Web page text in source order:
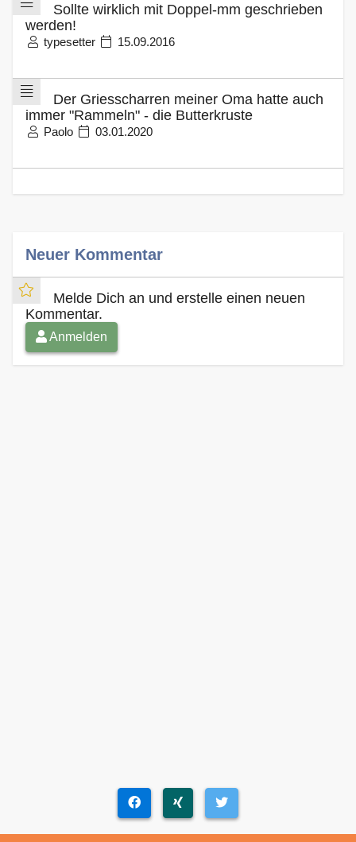
Sollte wirklich mit Doppel-mm geschrieben
werden!
typesetter 15.09.2016
Der Griesscharren meiner Oma hatte auch
immer "Rammeln" - die Butterkruste
Paolo 03.01.2020
Neuer Kommentar
Melde Dich an und erstelle einen neuen
Kommentar.
Anmelden